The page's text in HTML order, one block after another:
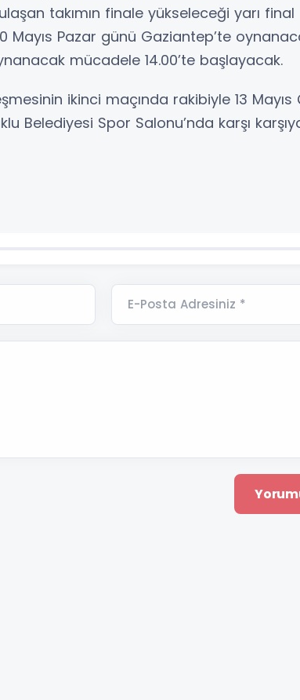
takımın finale yükseleceği yarı final
Mayıs Pazar günü Gaziantep’te
mücadele 14.00’te başlayacak.
ikinci maçında rakibiyle 13
Belediyesi Spor Salonu’nda karşı
E-Posta Adresiniz *